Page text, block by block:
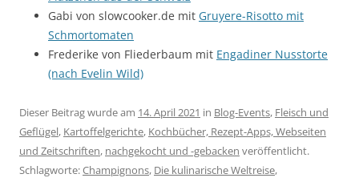
Gabi von slowcooker.de mit Gruyere-Risotto mit
Schmortomaten
Frederike von Fliederbaum mit Engadiner Nusstorte
(nach Evelin Wild)
Dieser Beitrag wurde am 14. April 2021 in Blog-Events, Fleisch und
Geflügel, Kartoffelgerichte, Kochbücher, Rezept-Apps, Webseiten
und Zeitschriften, nachgekocht und -gebacken veröffentlicht.
Schlagworte:Champignons, Die kulinarische Weltreise,